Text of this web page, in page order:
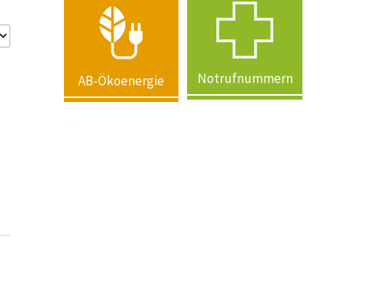
AB-Ökoenergie Notrufnummern